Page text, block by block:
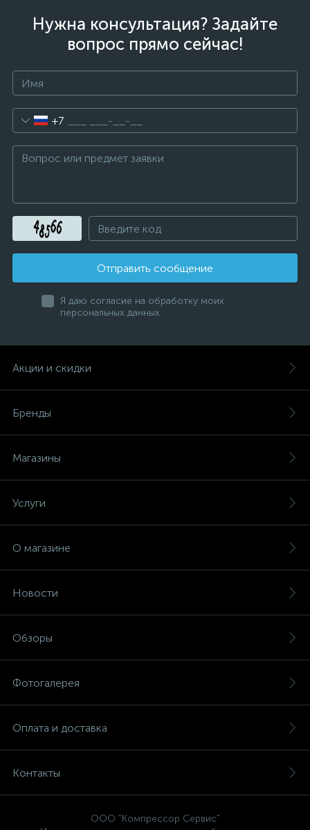
Нужна консультация? Задайте
вопрос прямо сейчас!
+7
Отправить сообщение
Я даю согласие на обработку моих
персональных данных
Акции и скидки
Бренды
Магазины
Услуги
О магазине
Новости
Обзоры
Фотогалерея
Оплата и доставка
Контакты
ООО "Компрессор Сервис"